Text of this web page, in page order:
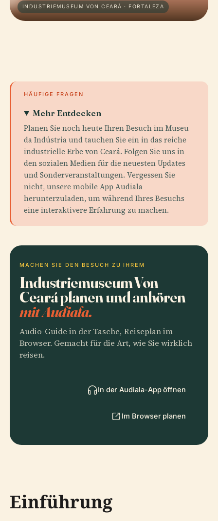
INDUSTRIEMUSEUM VON CEARÁ · FORTALEZA
HÄUFIGE FRAGEN
Mehr Entdecken
Planen Sie noch heute Ihren Besuch im Museu
da Indústria und tauchen Sie ein in das reiche
industrielle Erbe von Ceará. Folgen Sie uns in
den sozialen Medien für die neuesten Updates
und Sonderveranstaltungen. Vergessen Sie
nicht, unsere mobile App Audiala
herunterzuladen, um während Ihres Besuchs
eine interaktivere Erfahrung zu machen.
MACHEN SIE DEN BESUCH ZU IHREM
Industriemuseum Von
Ceará planen und anhören
mit Audiala.
Audio-Guide in der Tasche, Reiseplan im
Browser. Gemacht für die Art, wie Sie wirklich
reisen.
In der Audiala-App öffnen
Im Browser planen
Einführung